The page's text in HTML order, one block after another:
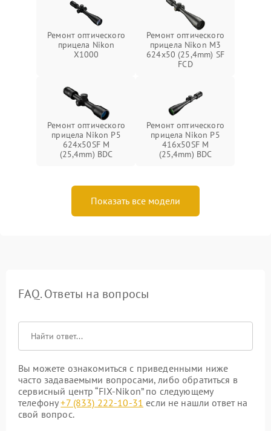
Ремонт оптического
прицела Nikon
X1000
Ремонт оптического
прицела Nikon M3
624x50 (25,4mm) SF
FCD
Ремонт оптического
прицела Nikon P5
624x50SF M
(25,4mm) BDC
Ремонт оптического
прицела Nikon P5
416x50SF M
(25,4mm) BDC
Показать все модели
FAQ. Ответы на вопросы
Вы можете ознакомиться с приведенными ниже
часто задаваемыми вопросами, либо обратиться в
сервисный центр “FIX-Nikon” по следующему
телефону+7 (833) 222-10-31 если не нашли ответ на
свой вопрос.